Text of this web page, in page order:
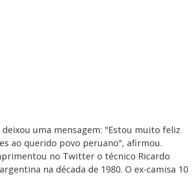
uma mensagem: "Estou muito feliz
ao querido povo peruano", afirmou.
no Twitter o técnico Ricardo
na década de 1980. O ex-camisa 10